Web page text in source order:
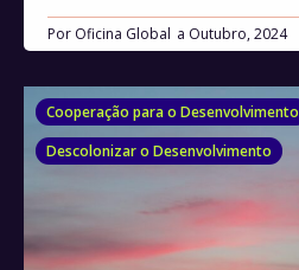
Por Oficina Global Outubro, 2024
Cooperação para o Desenvolvimento
Descolonizar o Desenvolvimento